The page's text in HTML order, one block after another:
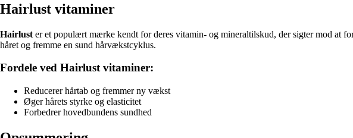
Hairlust vitaminer
Hairlust er et populært mærke kendt for deres vitamin- og mineraltilskud, der sigter mod at
håret og fremme en sund hårvækstcyklus.
Fordele ved Hairlust vitaminer:
Reducerer hårtab og fremmer ny vækst
Øger hårets styrke og elasticitet
Forbedrer hovedbundens sundhed